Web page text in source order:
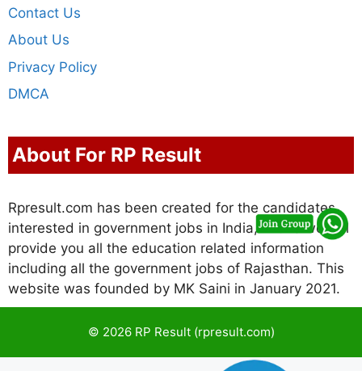
Contact Us
About Us
Privacy Policy
DMCA
About For RP Result
Rpresult.com has been created for the candidates
interested in government jobs in India, in this we will
provide you all the education related information
including all the government jobs of Rajasthan. This
website was founded by MK Saini in January 2021.
© 2026 RP Result (rpresult.com)